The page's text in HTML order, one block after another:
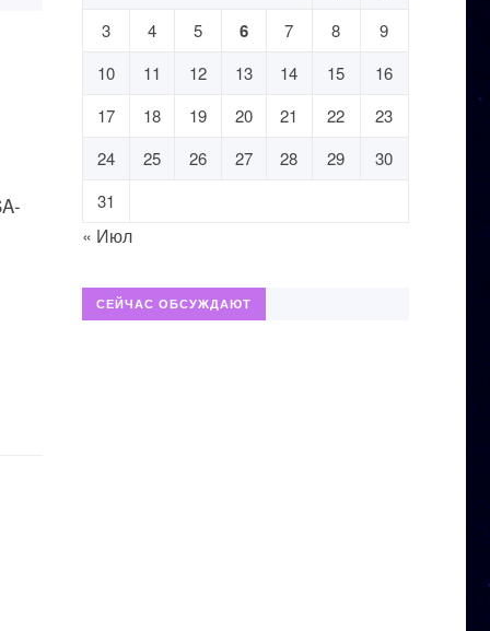
3
4 5 6 7 8
9
10
11 12 13 14 15
16
17
18 19 20 21 22
23
24
25 26 27 28 29
30
31
« Июл
СЕЙЧАС ОБСУЖДАЮТ